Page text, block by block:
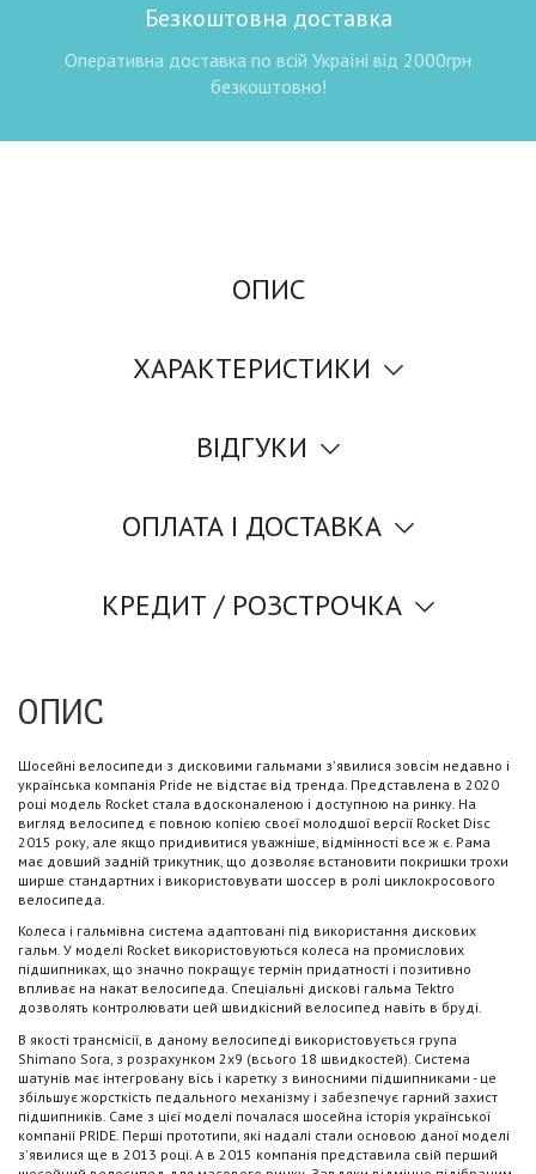
Безкоштовна доставка
Оперативна доставка по всій Україні від 2000грн
безкоштовно!
ОПИС
ХАРАКТЕРИСТИКИ
ВІДГУКИ
ОПЛАТА І ДОСТАВКА
КРЕДИТ / РОЗСТРОЧКА
ОПИС
Шосейні велосипеди з дисковими гальмами з'явилися зовсім недавно і
українська компанія Pride не відстає від тренда. Представлена ​​в 2020
році модель Rocket стала вдосконаленою і доступною на ринку. На
вигляд велосипед є повною копією своєї молодшої версії Rocket Disc
2015 року, але якщо придивитися уважніше, відмінності все ж є. Рама
має довший задній трикутник, що дозволяє встановити покришки трохи
ширше стандартних і використовувати шоссер в ролі циклокросового
велосипеда.
Колеса і гальмівна система адаптовані під використання дискових
гальм. У моделі Rocket використовуються колеса на промислових
підшипниках, що значно покращує термін придатності і позитивно
впливає на накат велосипеда. Спеціальні дискові гальма Tektro
дозволять контролювати цей швидкісний велосипед навіть в бруді.
В якості трансмісії, в даному велосипеді використовується група
Shimano Sora, з розрахунком 2х9 (всього 18 швидкостей). Система
шатунів має інтегровану вісь і каретку з виносними підшипниками - це
збільшує жорсткість педального механізму і забезпечує гарний захист
підшипників. Саме з цієї моделі почалася шосейна історія української
компанії PRIDE. Перші прототипи, які надалі стали основою даної моделі
з'явилися ще в 2013 році. А в 2015 компанія представила свій перший